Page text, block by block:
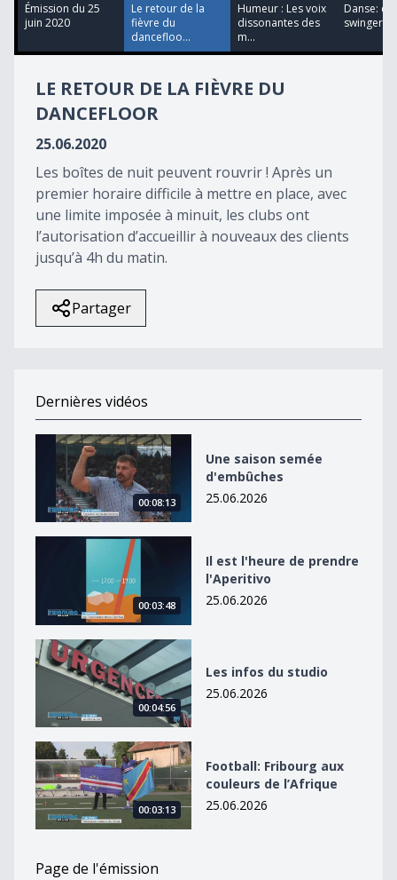
50
seconds
Émission du 25
juin 2020
Le retour de la
fièvre du
dancefloo...
Humeur : Les voix
dissonantes des
m...
Danse: ça
swinger
LE RETOUR DE LA FIÈVRE DU
DANCEFLOOR
25.06.2020
Les boîtes de nuit peuvent rouvrir ! Après un
premier horaire difficile à mettre en place, avec
une limite imposée à minuit, les clubs ont
l’autorisation d’accueillir à nouveaux des clients
jusqu’à 4h du matin.
Partager
Dernières vidéos
Une saison semée d&#039;embûches
00:08:13
Une saison semée
d'embûches
25.06.2026
Il est l&#039;heure de prendre l&#039;Aperitivo
00:03:48
Il est l'heure de prendre
l'Aperitivo
25.06.2026
Les infos du studio
00:04:56
Les infos du studio
25.06.2026
Football: Fribourg aux couleurs de l’Afrique
00:03:13
Football: Fribourg aux
couleurs de l’Afrique
25.06.2026
Page de l'émission